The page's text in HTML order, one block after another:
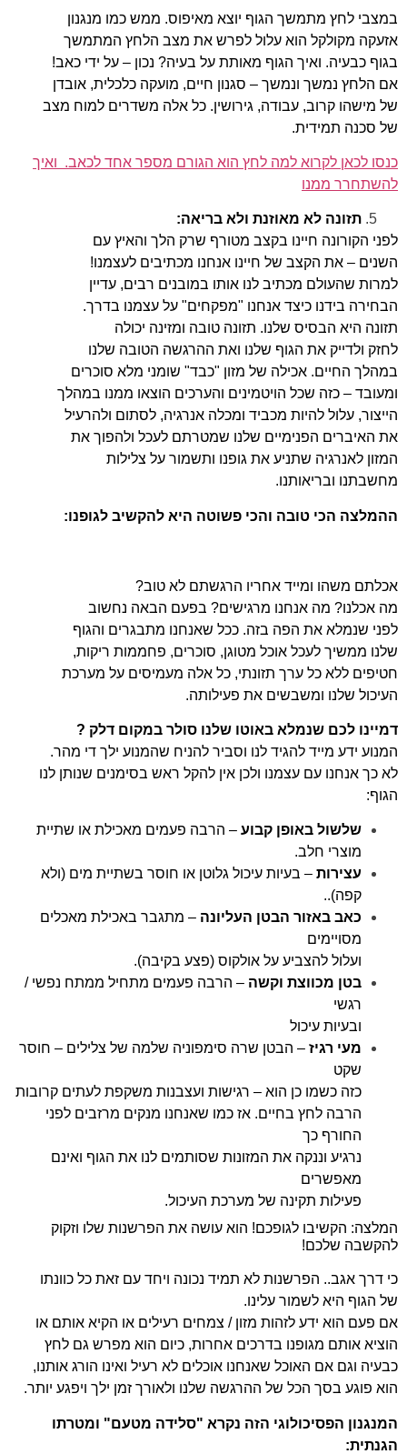
במצבי לחץ מתמשך הגוף יוצא מאיפוס. ממש כמו מנגנון
אזעקה מקולקל הוא עלול לפרש את מצב הלחץ המתמשך
בגוף כבעיה. ואיך הגוף מאותת על בעיה? נכון – על ידי כאב!
אם הלחץ נמשך ונמשך – סגנון חיים, מועקה כלכלית, אובדן
של מישהו קרוב, עבודה, גירושין. כל אלה משדרים למוח מצב
של סכנה תמידית.
כנסו לכאן לקרוא למה לחץ הוא הגורם מספר אחד לכאב. ואיך
להשתחרר ממנו
תזונה לא מאוזנת ולא בריאה:
לפני הקורונה חיינו בקצב מטורף שרק הלך והאיץ עם
השנים – את הקצב של חיינו אנחנו מכתיבים לעצמנו!
למרות שהעולם מכתיב לנו אותו במובנים רבים, עדיין
הבחירה בידנו כיצד אנחנו "מפקחים" על עצמנו בדרך.
תזונה היא הבסיס שלנו. תזונה טובה ומזינה יכולה
לחזק ולדייק את הגוף שלנו ואת ההרגשה הטובה שלנו
במהלך החיים. אכילה של מזון "כבד" שומני מלא סוכרים
ומעובד – כזה שכל הויטמינים והערכים הוצאו ממנו במהלך
הייצור, עלול להיות מכביד ומכלה אנרגיה, לסתום ולהרעיל
את האיברים הפנימיים שלנו שמטרתם לעכל ולהפוך את
המזון לאנרגיה שתניע את גופנו ותשמור על צלילות
מחשבתנו ובריאותנו.
ההמלצה הכי טובה והכי פשוטה היא להקשיב לגופנו:
אכלתם משהו ומייד אחריו הרגשתם לא טוב?
מה אכלנו? מה אנחנו מרגישים? בפעם הבאה נחשוב
לפני שנמלא את הפה בזה. ככל שאנחנו מתבגרים והגוף
שלנו ממשיך לעכל אוכל מטוגן, סוכרים, פחממות ריקות,
חטיפים ללא כל ערך תזונתי, כל אלה מעמיסים על מערכת
העיכול שלנו ומשבשים את פעילותה.
דמיינו לכם שנמלא באוטו שלנו סולר במקום דלק ?
המנוע ידע מייד להגיד לנו וסביר להניח שהמנוע ילך די מהר.
לא כך אנחנו עם עצמנו ולכן אין להקל ראש בסימנים שנותן לנו
הגוף:
שלשול באופן קבוע – הרבה פעמים מאכילת או שתיית
מוצרי חלב.
עצירות – בעיות עיכול גלוטן או חוסר בשתיית מים (ולא
קפה)..
כאב באזור הבטן העליונה – מתגבר באכילת מאכלים
מסויימים
ועלול להצביע על אולקוס (פצע בקיבה).
בטן מכווצת וקשה – הרבה פעמים מתחיל ממתח נפשי /
רגשי
ובעיות עיכול
מעי רגיז – הבטן שרה סימפוניה שלמה של צלילים – חוסר
שקט
כזה כשמו כן הוא – רגישות ועצבנות משקפת לעתים קרובות
הרבה לחץ בחיים. אז כמו שאנחנו מנקים מרזבים לפני
החורף כך
נרגיע וננקה את המזונות שסותמים לנו את הגוף ואינם
מאפשרים
פעילות תקינה של מערכת העיכול.
המלצה: הקשיבו לגופכם! הוא עושה את הפרשנות שלו וזקוק
להקשבה שלכם!
כי דרך אגב.. הפרשנות לא תמיד נכונה ויחד עם זאת כל כוונתו
של הגוף היא לשמור עלינו.
אם פעם הוא ידע לזהות מזון / צמחים רעילים או הקיא אותם או
הוציא אותם מגופנו בדרכים אחרות, כיום הוא מפרש גם לחץ
כבעיה וגם אם האוכל שאנחנו אוכלים לא רעיל ואינו הורג אותנו,
הוא פוגע בסך הכל של ההרגשה שלנו ולאורך זמן ילך ויפגע יותר.
המנגנון הפסיכולוגי הזה נקרא "סלידה מטעם" ומטרתו
הגנתית: